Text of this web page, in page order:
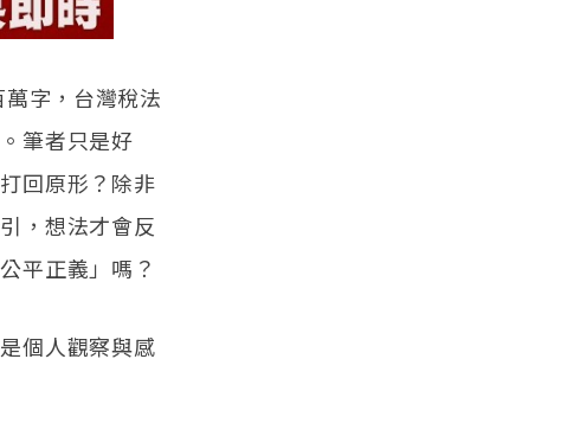
字，台灣稅法
筆者只是好
回原形？除非
，想法才會反
平正義」嗎？
個人觀察與感